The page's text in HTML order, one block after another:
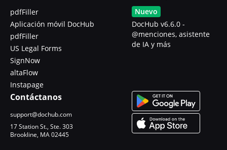
pdfFiller
Aplicación móvil DocHub
pdfFiller
US Legal Forms
SignNow
altaFlow
Instapage
Nuevo
DocHub v6.6.0 -
@menciones, asistente
de IA y más
Contáctanos
support@dochub.com
17 Station St., Ste. 303
Brookline, MA 02445